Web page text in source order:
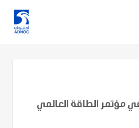
مؤتمر الطاقة العالمي